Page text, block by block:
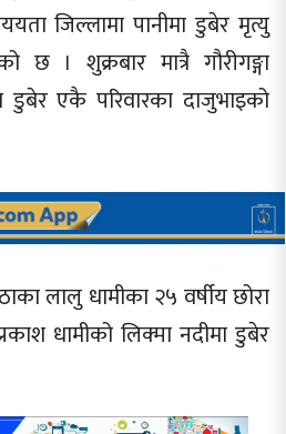
जिल्लामा पानीमा डुबेर मृत्यु
। शुक्रबार मात्रै गौरीगङ्गा
डुबेर एकै परिवारका दाजुभाइको
लालु धामीका २५ वर्षीय छोरा
धामीको लिक्मा नदीमा डुबेर